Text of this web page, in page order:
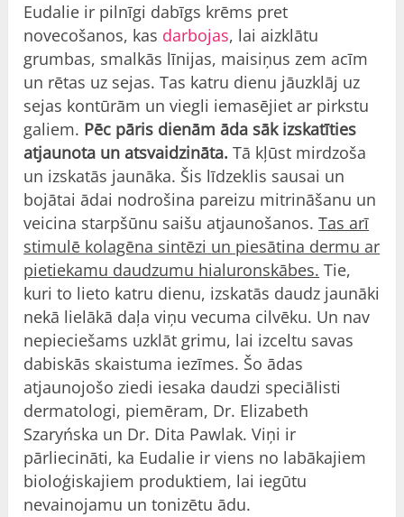
Eudalie ir pilnīgi dabīgs krēms pret
novecošanos, kas darbojas, lai aizklātu
grumbas, smalkās līnijas, maisiņus zem acīm
un rētas uz sejas. Tas katru dienu jāuzklāj uz
sejas kontūrām un viegli iemasējiet ar pirkstu
galiem. Pēc pāris dienām āda sāk izskatīties
atjaunota un atsvaidzināta. Tā kļūst mirdzoša
un izskatās jaunāka. Šis līdzeklis sausai un
bojātai ādai nodrošina pareizu mitrināšanu un
veicina starpšūnu saišu atjaunošanos.Tas arī
stimulē kolagēna sintēzi un piesātina dermu ar
pietiekamu daudzumu hialuronskābes. Tie,
kuri to lieto katru dienu, izskatās daudz jaunāki
nekā lielākā daļa viņu vecuma cilvēku. Un nav
nepieciešams uzklāt grimu, lai izceltu savas
dabiskās skaistuma iezīmes. Šo ādas
atjaunojošo ziedi iesaka daudzi speciālisti
dermatologi, piemēram, Dr. Elizabeth
Szaryńska un Dr. Dita Pawlak. Viņi ir
pārliecināti, ka Eudalie ir viens no labākajiem
bioloģiskajiem produktiem, lai iegūtu
nevainojamu un tonizētu ādu.